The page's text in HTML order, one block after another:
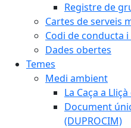
Registre de
Cartes de serveis
Codi de conducta
Dades obertes
Temes
Medi ambient
La Caça a
Document
(DUPROCIM)